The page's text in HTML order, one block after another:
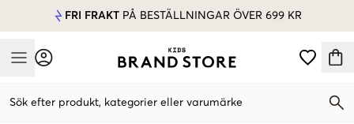
FRI FRAKT PÅ BESTÄLLNINGAR ÖVER 699 KR
Mobile Menu
Sök efter produkt, kategorier eller varumärke